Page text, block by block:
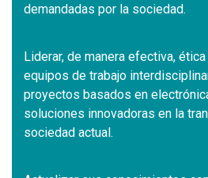
demandadas por la sociedad.
Liderar, de manera efectiva,
equipos de trabajo
proyectos basados en
soluciones innovadoras en la
sociedad actual.